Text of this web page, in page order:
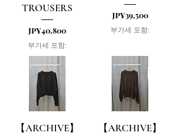
TROUSERS
가격
JP¥40,800
부가세 포함:
가격
JP¥39,500
부가세 포함:
【ARCHIVE】
【ARCHIVE】